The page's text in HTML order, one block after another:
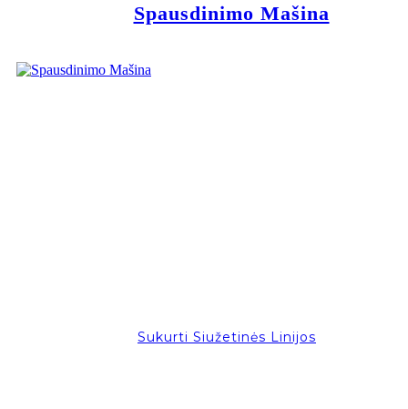
Spausdinimo Mašina
Sukurti Siužetinės Linijos